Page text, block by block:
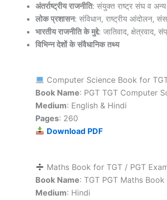
अंतर्राष्ट्रीय राजनीति: संयुक्त राष्ट्र संघ व
लोक प्रशासन: संविधान, राष्ट्रीय आंदोलन,
भारतीय राजनीति के मुद्दे: जातिवाद, क्षेत्रवाद,
विभिन्न देशों के संवैधानिक तथ्य
Computer Science Book for
Book Name: PGT TGT Computer
Medium: English & Hindi
Pages: 260
Download PDF
Maths Book for TGT / PGT
Book Name: TGT PGT Maths Book
Medium: Hindi